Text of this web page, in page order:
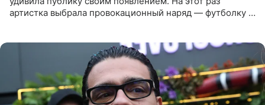
артистка выбрала провокационный наряд — футболку с